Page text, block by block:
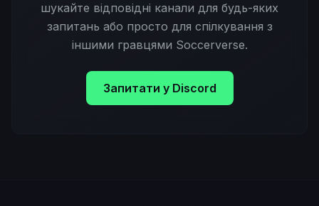
шукайте відповідні канали для будь-яких
запитань або просто для спілкування з
іншими гравцями Soccerverse.
Запитати у Discord